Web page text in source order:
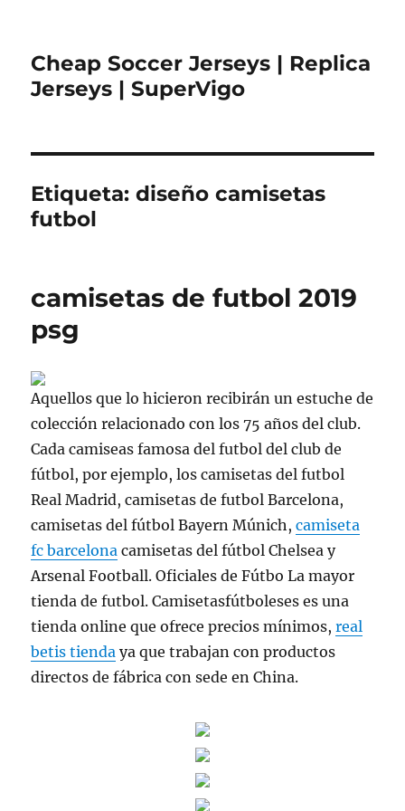
Cheap Soccer Jerseys | Replica
Jerseys | SuperVigo
Etiqueta:diseño camisetas
futbol
camisetas de futbol 2019
psg
Aquellos que lo hicieron recibirán un estuche de
colección relacionado con los 75 años del club.
Cada camiseas famosa del futbol del club de
fútbol, por ejemplo, los camisetas del futbol
Real Madrid, camisetas de futbol Barcelona,
camisetas del fútbol Bayern Múnich,camiseta
fc barcelona camisetas del fútbol Chelsea y
Arsenal Football. Oficiales de Fútbo La mayor
tienda de futbol. Camisetasfútboleses es una
tienda online que ofrece precios mínimos,real
betis tienda ya que trabajan con productos
directos de fábrica con sede en China.